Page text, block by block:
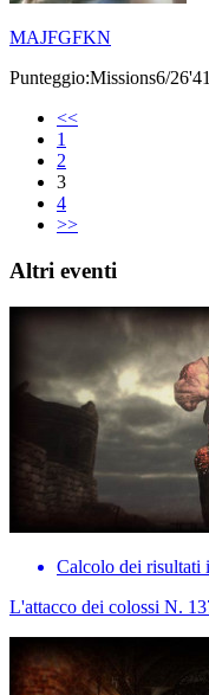
MAJFGFKN
Punteggio:Missions6/
<<
1
2
3
4
>>
Altri eventi
Calcolo dei
L'attacco dei colossi N.